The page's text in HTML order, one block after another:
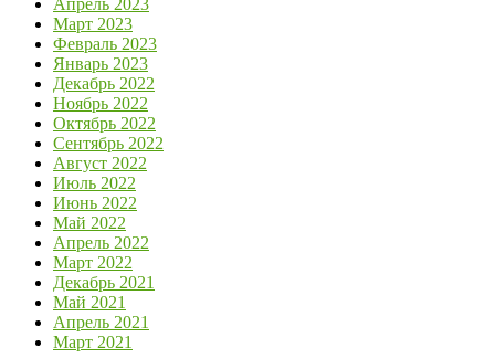
Март 2023
Февраль 2023
Январь 2023
Декабрь 2022
Ноябрь 2022
Октябрь 2022
Сентябрь 2022
Август 2022
Июль 2022
Июнь 2022
Май 2022
Апрель 2022
Март 2022
Декабрь 2021
Май 2021
Апрель 2021
Март 2021